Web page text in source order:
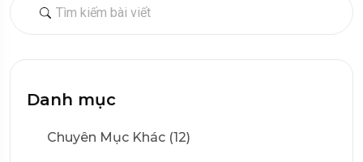
Danh mục
Chuyên Mục Khác (12)